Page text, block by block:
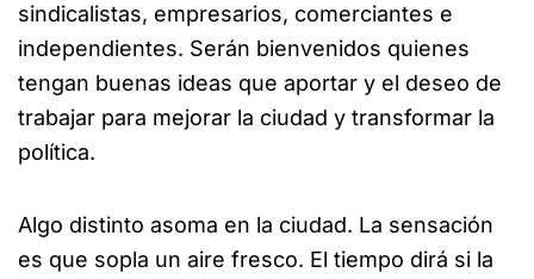
sindicalistas, empresarios, comerciantes e
independientes. Serán bienvenidos quienes
tengan buenas ideas que aportar y el deseo de
trabajar para mejorar la ciudad y transformar la
política.
Algo distinto asoma en la ciudad. La sensación
es que sopla un aire fresco. El tiempo dirá si la